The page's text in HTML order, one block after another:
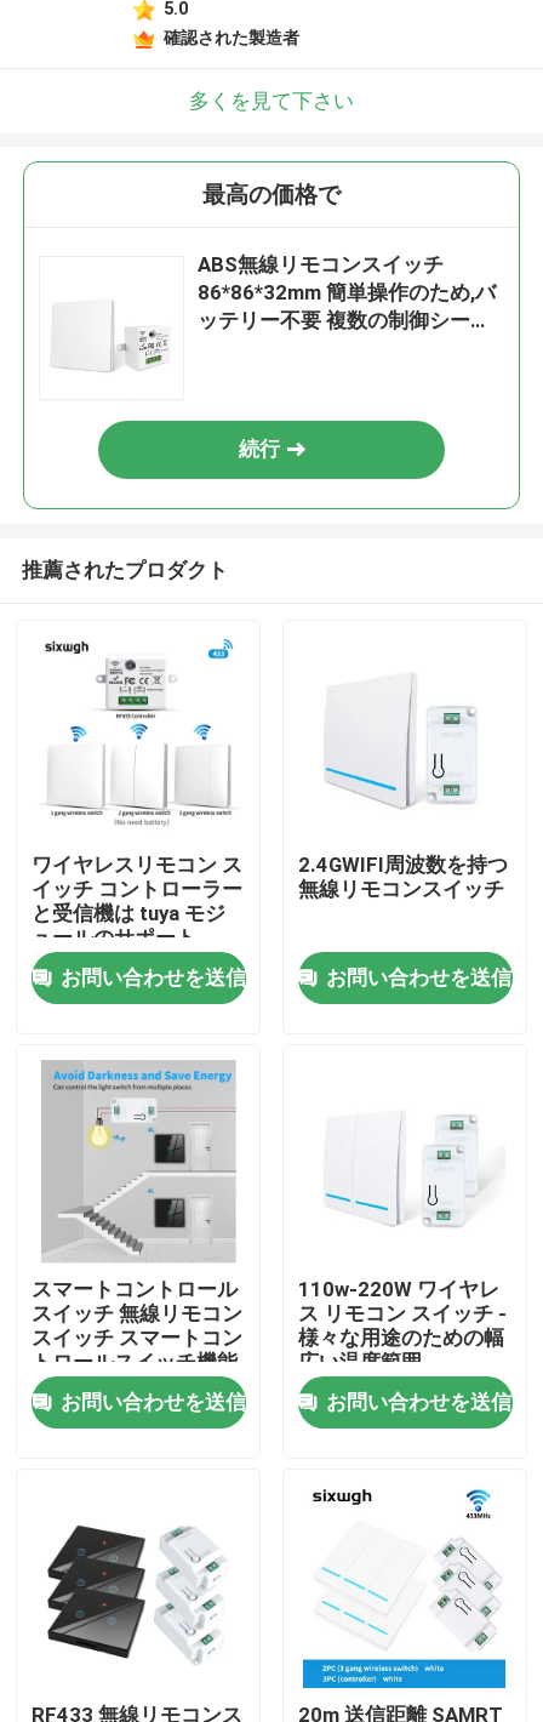
プロダクト
私達について
工場旅行
品質管理
私達に連絡しなさい
Homekitのスマートなスイッチ
Wi-Fi スマート スイッチ
Zigbee スマート スイッチ
5.0
確認された製造者
多くを見て下さい
最高の価格で
ABS無線リモコンスイッチ
86*86*32mm 簡単操作のため,バ
ッテリー不要 複数の制御シーン
続行
推薦されたプロダクト
ワイヤレスリモコン ス
イッチ コントローラー
と受信機は tuya モジ
ュールのサポート
Google アレクサ音声
制御とマッチ
お問い合わせを送信
2.4GWIFI周波数を持つ
無線リモコンスイッチ
お問い合わせを送信
スマートコントロール
スイッチ 無線リモコン
スイッチ スマートコン
トロールスイッチ機能
お問い合わせを送信
110w-220W ワイヤレ
ス リモコン スイッチ -
様々な用途のための幅
広い温度範囲
お問い合わせを送信
RF433 無線リモコンス 20m 送信距離 SAMRT